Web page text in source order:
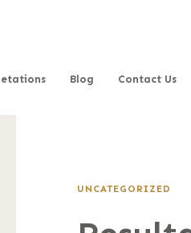
Blog Contact Us
UNCATEGORIZED